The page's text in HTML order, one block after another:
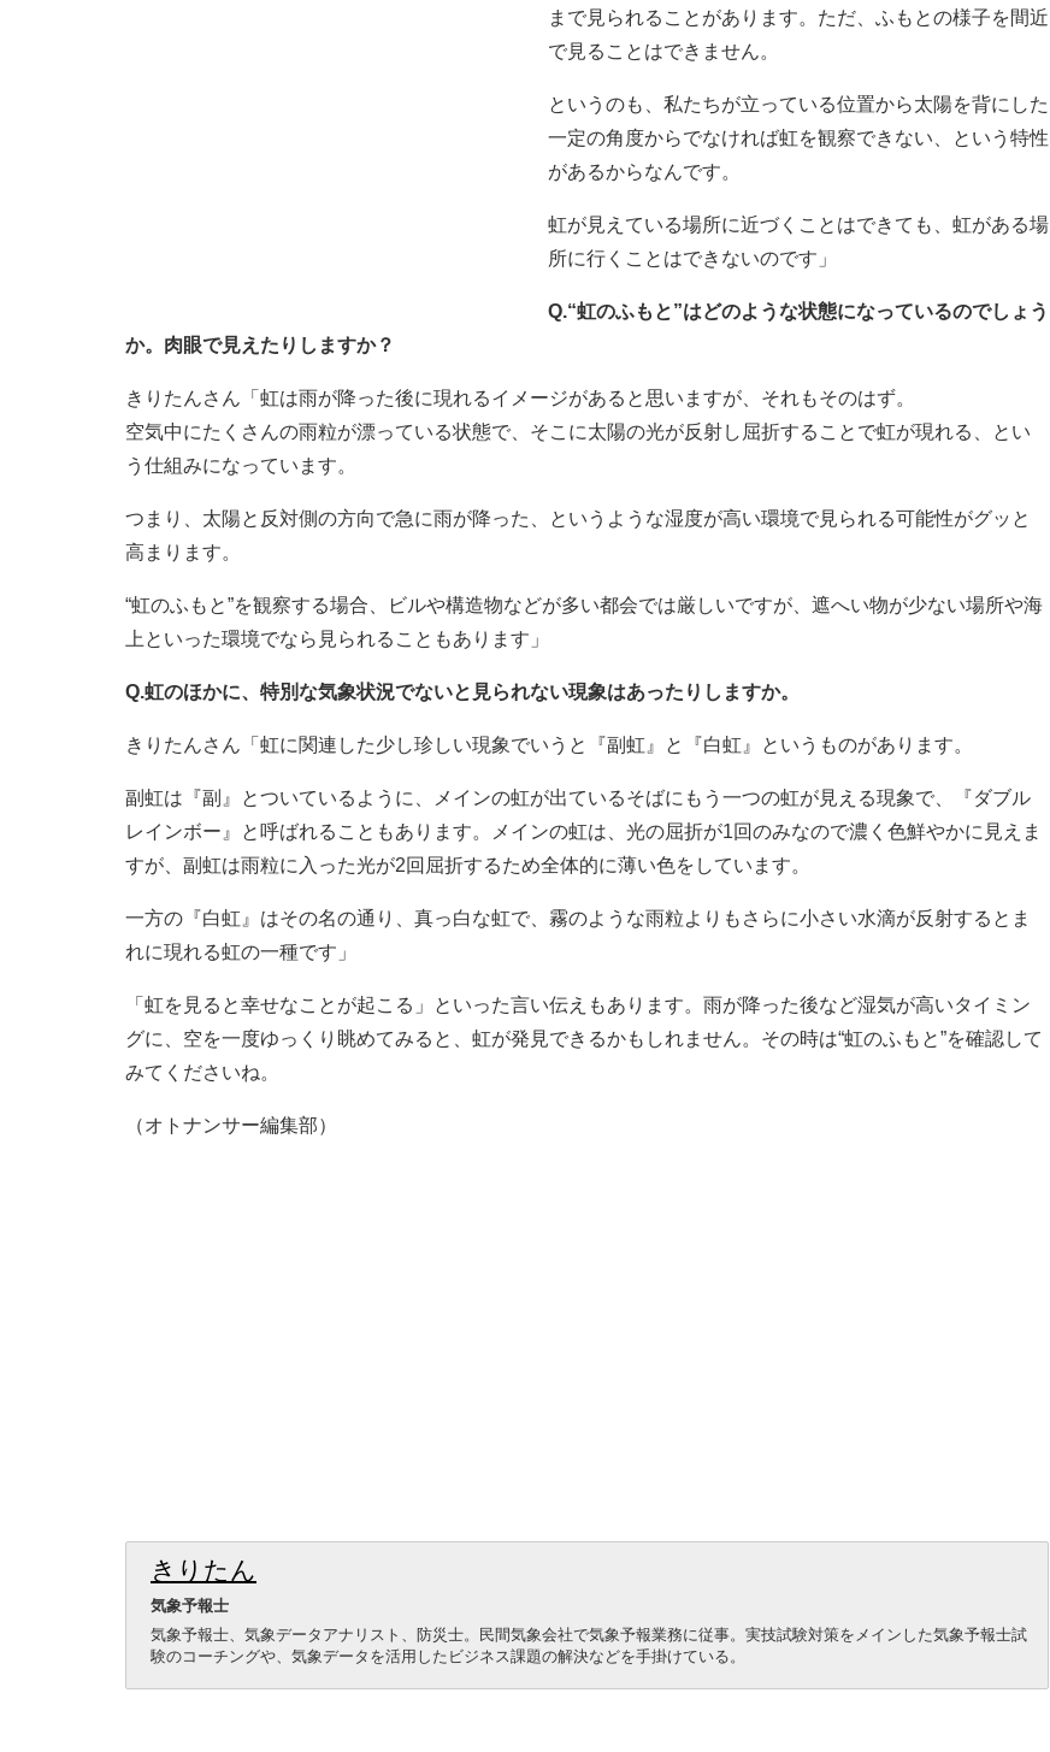
まで見られることがあります。ただ、ふもとの様子を間近
で見ることはできません。
というのも、私たちが立っている位置から太陽を背にした
一定の角度からでなければ虹を観察できない、という特性
があるからなんです。
虹が見えている場所に近づくことはできても、虹がある場
所に行くことはできないのです」
Q.“虹のふもと”はどのような状態になっているのでしょう
か。肉眼で見えたりしますか？
きりたんさん「虹は雨が降った後に現れるイメージがあると思いますが、それもそのはず。
空気中にたくさんの雨粒が漂っている状態で、そこに太陽の光が反射し屈折することで虹が現れる、とい
う仕組みになっています。
つまり、太陽と反対側の方向で急に雨が降った、というような湿度が高い環境で見られる可能性がグッと
高まります。
“虹のふもと”を観察する場合、ビルや構造物などが多い都会では厳しいですが、遮へい物が少ない場所や海
上といった環境でなら見られることもあります」
Q.虹のほかに、特別な気象状況でないと見られない現象はあったりしますか。
きりたんさん「虹に関連した少し珍しい現象でいうと『副虹』と『白虹』というものがあります。
副虹は『副』とついているように、メインの虹が出ているそばにもう一つの虹が見える現象で、『ダブル
レインボー』と呼ばれることもあります。メインの虹は、光の屈折が1回のみなので濃く色鮮やかに見えま
すが、副虹は雨粒に入った光が2回屈折するため全体的に薄い色をしています。
一方の『白虹』はその名の通り、真っ白な虹で、霧のような雨粒よりもさらに小さい水滴が反射するとま
れに現れる虹の一種です」
「虹を見ると幸せなことが起こる」といった言い伝えもあります。雨が降った後など湿気が高いタイミン
グに、空を一度ゆっくり眺めてみると、虹が発見できるかもしれません。その時は“虹のふもと”を確認して
みてくださいね。
（オトナンサー編集部）
きりたん
気象予報士
気象予報士、気象データアナリスト、防災士。民間気象会社で気象予報業務に従事。実技試験対策をメインした気象予報士試
験のコーチングや、気象データを活用したビジネス課題の解決などを手掛けている。